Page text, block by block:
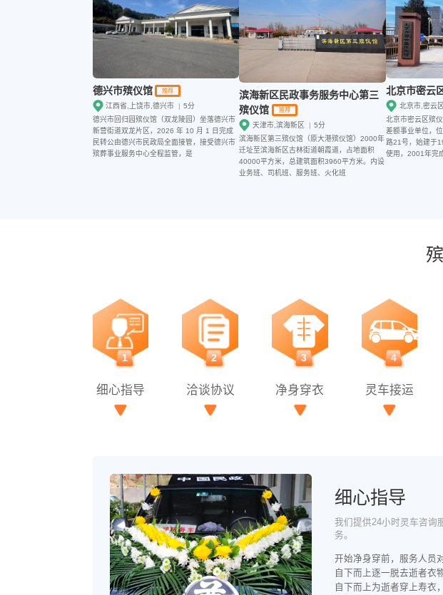
德兴市殡仪馆 推荐
江西省,上饶市,德兴市 | 5分
德兴市回归园殡仪馆（双龙陵园）坐落德兴市
新营街道双龙片区，2026 年 10 月 1 日完成
民转公由德兴市民政局全面接管，接受德兴市
殡葬事业服务中心全程监管，是
滨海新区民政事务服务中心第三
殡仪馆
推荐
天津市,滨海新区 | 5分
滨海新区第三殡仪馆（原大港殡仪馆）2000年
迁址至滨海新区古林街道朝霞道，占地面积
40000平方米，总建筑面积3960平方米。内设
业务班、司机班、服务班、火化班
北京市密云
北京市,密云区
北京市密云区殡
差额事业单位，
路21号，始建于
使用，2001年完
1
细心指导
2
洽谈协议
3
净身穿衣
4
灵车接运
细心指导
我们提供24小时灵车咨询
务。
开始净身穿前，服务人员
自下而上逐一脱去逝者衣
自下而上为逝者穿上寿衣